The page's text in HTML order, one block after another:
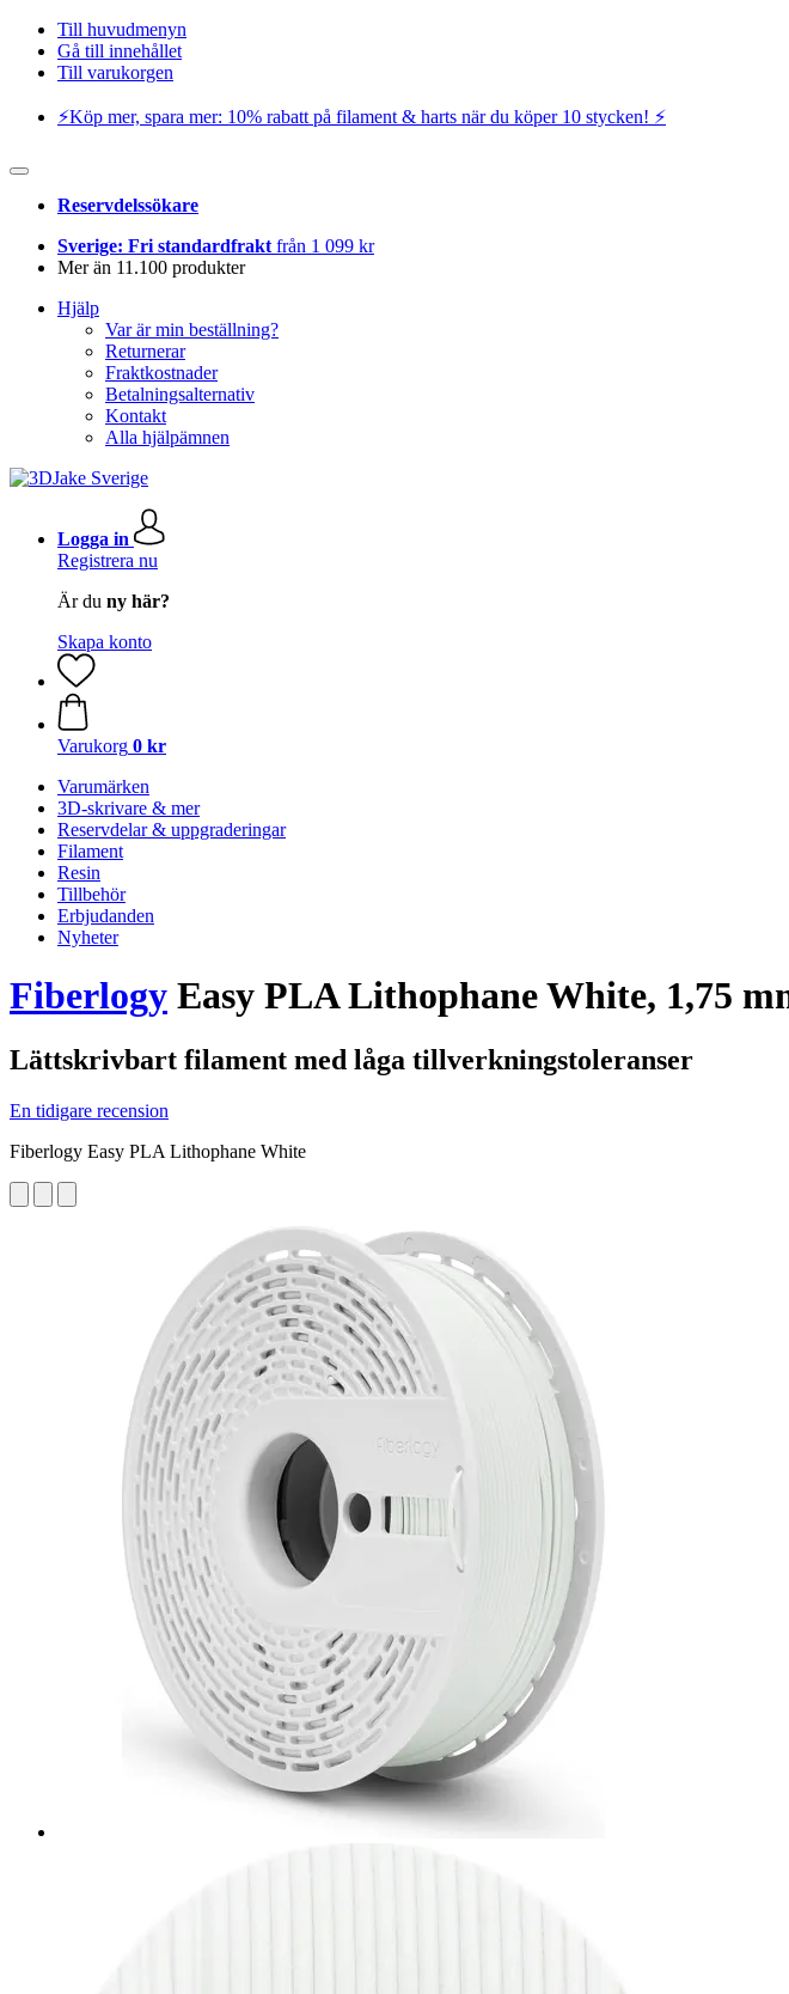
Till huvudmenyn
Gå till innehållet
Till varukorgen
⚡️Köp mer, spara mer: 10% rabatt på filament & harts när du köper 10 stycken! ⚡️
Reservdelssökare
Sverige: Fri standardfrakt från 1 099 kr
Mer än 11.100 produkter
Hjälp
Var är min beställning?
Returnerar
Fraktkostnader
Betalningsalternativ
Kontakt
Alla hjälpämnen
Logga in
Registrera nu
Är du ny här?
Skapa konto
Varukorg 0 kr
Varumärken
3D-skrivare & mer
Reservdelar & uppgraderingar
Filament
Resin
Tillbehör
Erbjudanden
Nyheter
Fiberlogy Easy PLA Lithophane White, 1,75
Lättskrivbart filament med låga tillverkningstoleranser
En tidigare recension
Fiberlogy Easy PLA Lithophane White